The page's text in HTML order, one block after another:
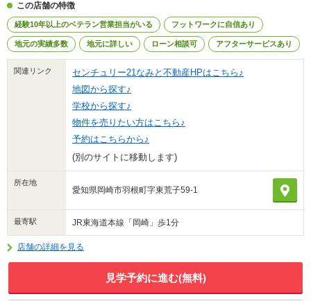
この店舗の特徴
経験10年以上のベテラン営業担当がいる フットワークに自信あり
地元の実績多数 地元に詳しい ローン相談可 アフターサービスあり
関連リンク
センチュリー21なみと不動産HPはこちら♪
地図から探す♪
学校から探す♪
物件を売りたい方はこちら♪
予約はこちらから♪
(別のサイトに移動します)
所在地
愛知県岡崎市羽根町字東荒子59‐1
最寄駅 JR東海道本線「岡崎」歩1分
店舗の詳細を見る
見学予約に進む(無料)